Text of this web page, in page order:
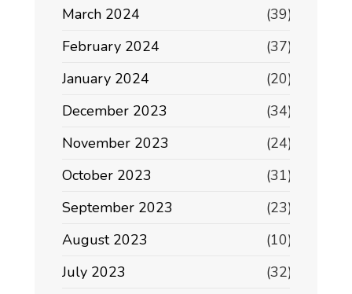
March 2024
(39)
February 2024
(37)
January 2024
(20)
December 2023
(34)
November 2023
(24)
October 2023
(31)
September 2023
(23)
August 2023
(10)
July 2023
(32)